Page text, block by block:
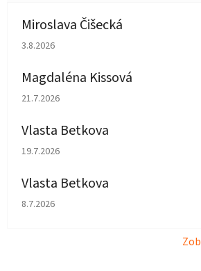
Miroslava Čišecká
Hodnotenie obchodu je 1 z 5
3.8.2026
Magdaléna Kissová
Hodnotenie obchodu je 5 z 5
21.7.2026
Vlasta Betkova
Hodnotenie obchodu je 5 z 5
19.7.2026
Vlasta Betkova
Hodnotenie obchodu je 4 z 5
8.7.2026